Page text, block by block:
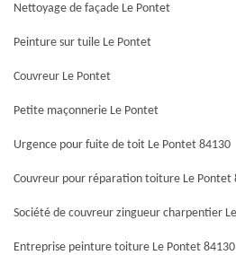
Nettoyage de façade Le Pontet
Peinture sur tuile Le Pontet
Couvreur Le Pontet
Petite maçonnerie Le Pontet
Urgence pour fuite de toit Le Pontet 84130
Couvreur pour réparation toiture Le Pontet
Société de couvreur zingueur charpentier
Entreprise peinture toiture Le Pontet 84130